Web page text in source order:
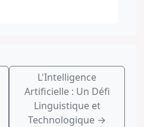
L'Intelligence
Artificielle : Un Défi
Linguistique et
Technologique →